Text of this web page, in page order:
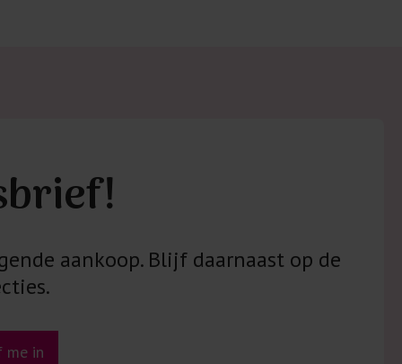
aankoop. Blijf daarnaast op de
me in